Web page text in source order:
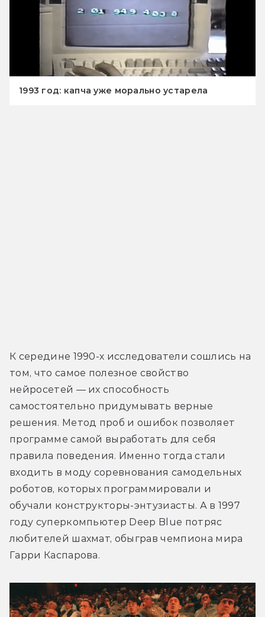
1993 год: капча уже морально устарела
К середине 1990-х исследователи сошлись на
том, что самое полезное свойство
нейросетей — их способность
самостоятельно придумывать верные
решения. Метод проб и ошибок позволяет
программе самой выработать для себя
правила поведения. Именно тогда стали
входить в моду соревнования самодельных
роботов, которых программировали и
обучали конструкторы-энтузиасты. А в 1997
году суперкомпьютер Deep Blue потряс
любителей шахмат, обыграв чемпиона мира
Гарри Каспарова.